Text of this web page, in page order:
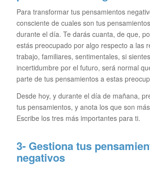
Para transformar tus pensamientos
consciente de cuales son tus
durante el día. Te darás cuanta, de que,
estás preocupado por algo respecto a las
trabajo, familiares, sentimentales, si
incertidumbre por el futuro, será normal
parte de tus pensamientos a estas
Desde hoy, y durante el día de mañana,
tus pensamientos, y anota los que son
Escribe los tres más importantes para ti.
3- Gestiona tus
negativos